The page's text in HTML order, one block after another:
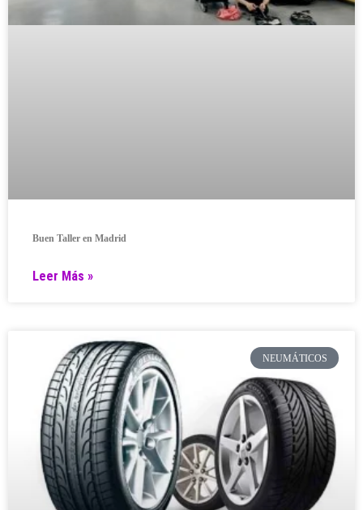
Buen Taller en Madrid
Leer Más »
NEUMÁTICOS